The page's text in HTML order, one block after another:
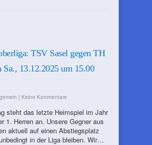
TSV Sasel gegen TH
Sa., 13.12.2025 um 15.00
| Keine Kommentare
steht das letzte Heimspiel im Jahr
1. Herren an. Unsere Gegner aus
aktuell auf einen Abstiegsplatz
in der Liga bleiben. Wir…